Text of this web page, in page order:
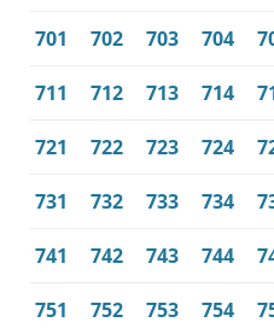
701 702 703 704
711 712 713 714
721 722 723 724
731 732 733 734
741 742 743 744
751 752 753 754